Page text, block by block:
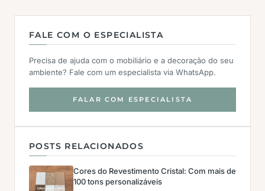
FALE COM O ESPECIALISTA
Precisa de ajuda com o mobiliário e a decoração do seu
ambiente? Fale com um especialista via WhatsApp.
FALAR COM ESPECIALISTA
POSTS RELACIONADOS
Cores do Revestimento Cristal: Com mais de
100 tons personalizáveis